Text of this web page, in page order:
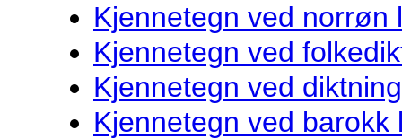
Kjennetegn ved norrøn
Kjennetegn ved
Kjennetegn ved
Kjennetegn ved barokk